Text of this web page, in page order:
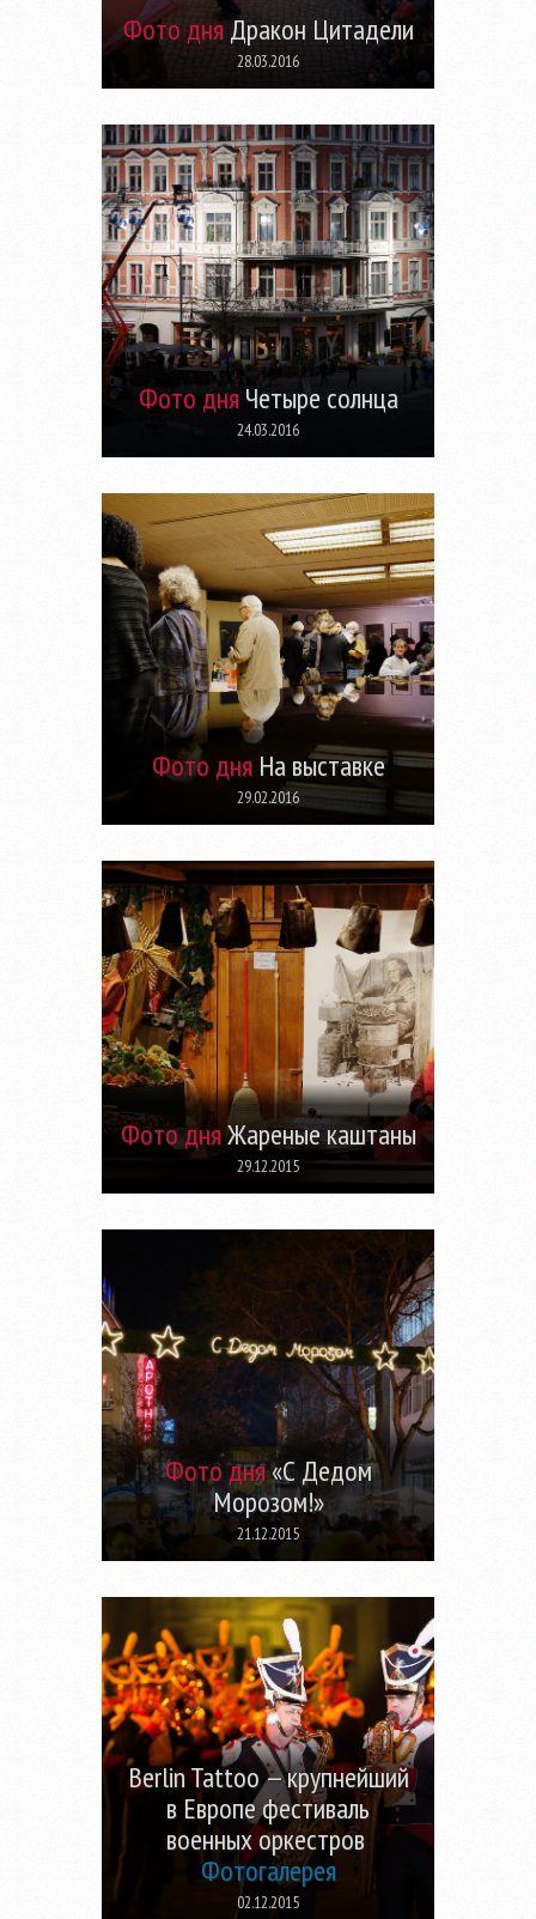
Фото дняДракон Цитадели
28.03.2016
Фото дняЧетыре солнца
24.03.2016
Фото дня На выставке
29.02.2016
Фото дняЖареные каштаны
29.12.2015
Фото дня«С Дедом
Морозом!»
21.12.2015
Berlin Tattoo — крупнейший
в Европе фестиваль
военных оркестров
Фотогалерея
02.12.2015